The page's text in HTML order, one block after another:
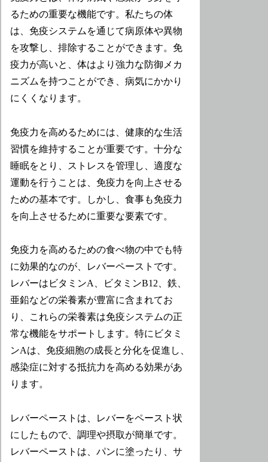
るための重要な機能です。私たちの体
は、免疫システムを通じて病原体や異物
を攻撃し、排除することができます。免
疫力が高いと、体はより強力な防御メカ
ニズムを持つことができ、病気にかかり
にくくなります。
免疫力を高めるためには、健康的な生活
習慣を維持することが重要です。十分な
睡眠をとり、ストレスを管理し、適度な
運動を行うことは、免疫力を向上させる
ための基本です。しかし、食事も免疫力
を向上させるために重要な要素です。
免疫力を高めるための食べ物の中でも特
に効果的なのが、レバーペーストです。
レバーはビタミンA、ビタミンB12、鉄、
亜鉛などの栄養素が豊富に含まれてお
り、これらの栄養素は免疫システムの正
常な機能をサポートします。特にビタミ
ンAは、免疫細胞の成長と分化を促進し、
感染症に対する抵抗力を高める効果があ
ります。
レバーペーストは、レバーをペースト状
にしたもので、調理や摂取が簡単です。
レバーペーストは、パンに塗ったり、サ